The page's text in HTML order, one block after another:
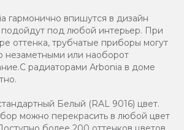
гармонично впишутся в дизайн
под любой интерьер. При
оттенка, трубчатые приборы могут
незаметными или наоборот
радиаторами Аrbonia в доме
Белый (RAL 9016) цвет.
можно перекрасить в любой цвет